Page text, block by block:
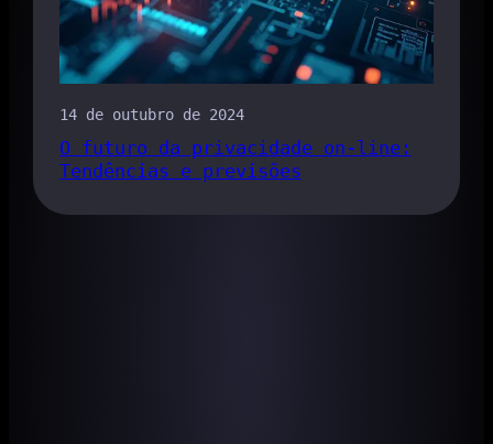
14 de outubro de 2024
O futuro da privacidade on-line:
Tendências e previsões